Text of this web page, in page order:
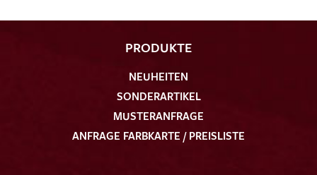
PRODUKTE
NEUHEITEN
SONDERARTIKEL
MUSTERANFRAGE
ANFRAGE FARBKARTE / PREISLISTE